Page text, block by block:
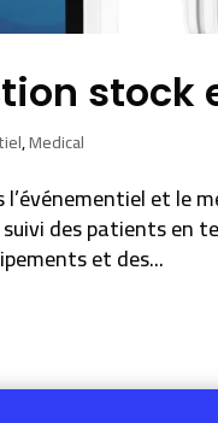
,Medical
et le
des patients en
et des...